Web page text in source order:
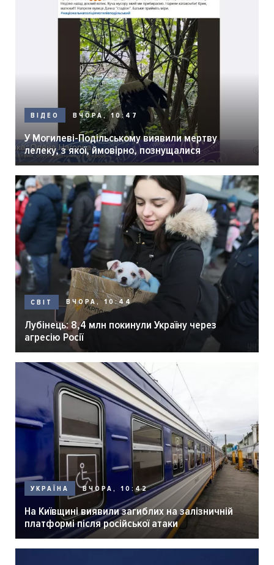
ВІДЕО ВЧОРА, 10:47
У Могилеві-Подільському виявили мертву
лелеку, з якої, ймовірно, познущалися
СВІТ ВЧОРА, 10:44
Лубінець: 8,4 млн покинули Україну через
агресію Росії
УКРАЇНА ВЧОРА, 10:42
На Київщині виявили загиблих на залізничній
платформі після російської атаки